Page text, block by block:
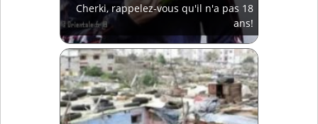
Cherki, rappelez-vous qu'il n'a pas 18
ans!